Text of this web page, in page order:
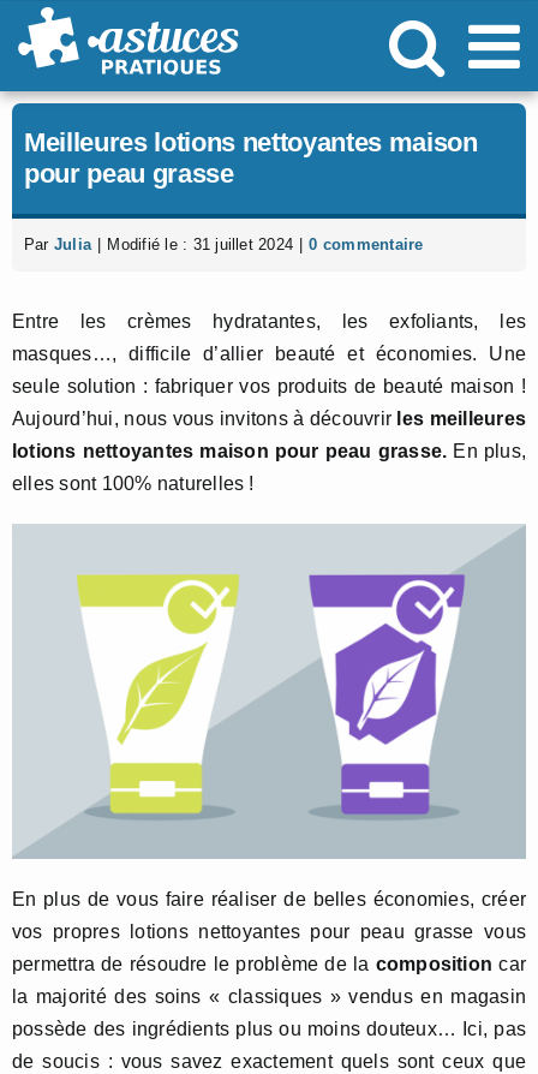
Passer
au
Meilleures lotions nettoyantes maison
pour peau grasse
Par Julia Modifié le : 31 juillet 2024 0 commentaire
Entre les crèmes hydratantes, les exfoliants, les
masques…, difficile d’allier beauté et économies. Une
seule solution : fabriquer vos produits de beauté maison !
Aujourd’hui, nous vous invitons à découvrir les meilleures
lotions nettoyantes maison pour peau grasse. En plus,
elles sont 100% naturelles !
En plus de vous faire réaliser de belles économies, créer
vos propres lotions nettoyantes pour peau grasse vous
permettra de résoudre le problème de la composition car
la majorité des soins « classiques » vendus en magasin
possède des ingrédients plus ou moins douteux… Ici, pas
de soucis : vous savez exactement quels sont ceux que